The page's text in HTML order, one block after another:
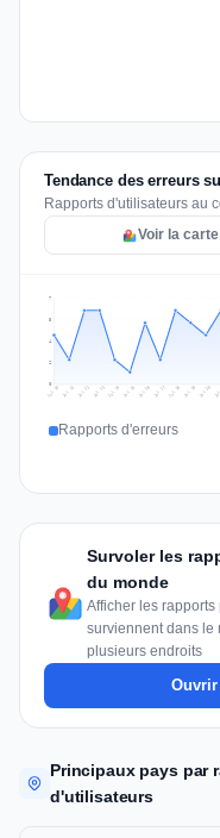
Tendance des erreurs
Rapports d'utilisateurs au
Voir la
2
4
5
7
Jul 10 Jul 11 Jul 12 Jul 13 Jul 14 Jul 15 Jul 16 Jul 17 Jul 18 Jul 19 Jul 20
Rapports d'erreurs
Survoler les
du monde
Afficher les
surviennent dans le
plusieurs endroits
Principaux pays par
d'utilisateurs